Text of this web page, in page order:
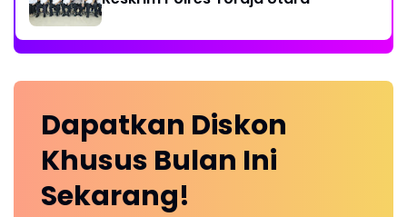
Dapatkan Diskon
Khusus Bulan Ini
Sekarang!